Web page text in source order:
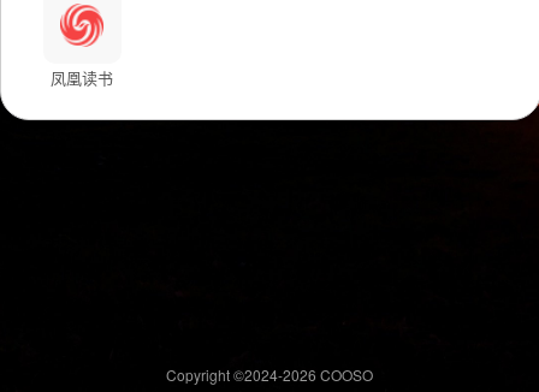
凤凰读书
Copyright ©2024-2026 COOSO